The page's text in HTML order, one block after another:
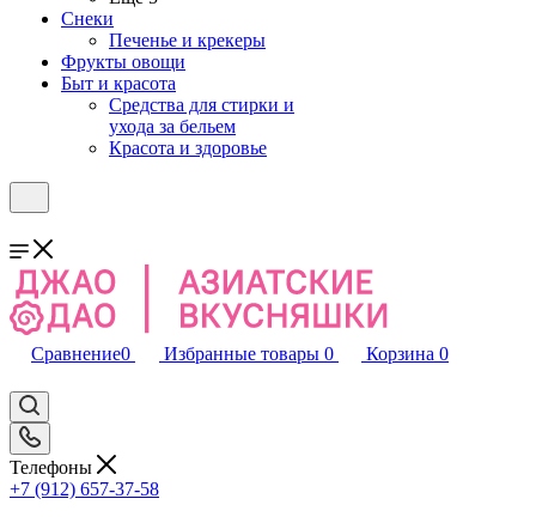
Снеки
Печенье и крекеры
Фрукты овощи
Быт и красота
Средства для стирки и
ухода за бельем
Красота и здоровье
Сравнение0 Избранные товары 0 Корзина 0
Телефоны
+7 (912) 657-37-58